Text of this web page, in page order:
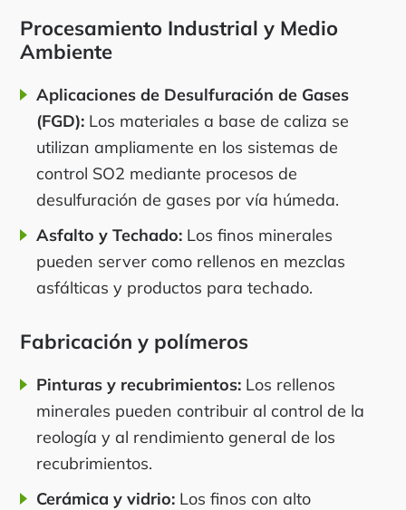
Procesamiento Industrial y Medio
Ambiente
Aplicaciones de Desulfuración de Gases
(FGD): Los materiales a base de caliza se
utilizan ampliamente en los sistemas de
control SO2 mediante procesos de
desulfuración de gases por vía húmeda.
Asfalto y Techado: Los finos minerales
pueden server como rellenos en mezclas
asfálticas y productos para techado.
Fabricación y polímeros
Pinturas y recubrimientos: Los rellenos
minerales pueden contribuir al control de la
reología y al rendimiento general de los
recubrimientos.
Cerámica y vidrio: Los finos con alto